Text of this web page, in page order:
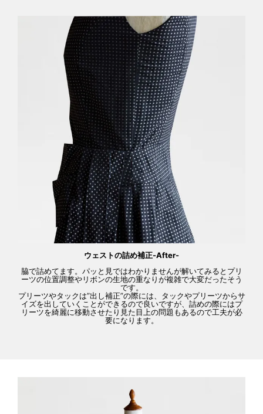
ウェストの詰め補正-After-
脇で詰めてます。パッと見ではわかりませんが解いてみるとプリ
ーツの位置調整やリボンの生地の重なりが複雑で大変だったそう
です。
プリーツやタックは”出し補正”の際には、タックやプリーツからサ
イズを出していくことができるので良いですが、詰めの際にはプ
リーツを綺麗に移動させたり見た目上の問題もあるので工夫が必
要になります。